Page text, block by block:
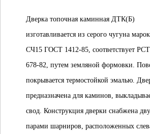
Дверка топочная каминная ДТК(Б)
изготавливается из серого чугуна
СЧ15 ГОСТ 1412-85, соответствует
678-82, путем земляной формовки.
покрывается термостойкой эмалью.
предназначена для каминов,
свод. Конструкция дверки снабжена
парами шарниров, расположенных